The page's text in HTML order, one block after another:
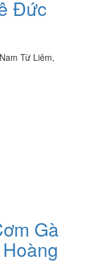
Đức
Từ Liêm,
Gà